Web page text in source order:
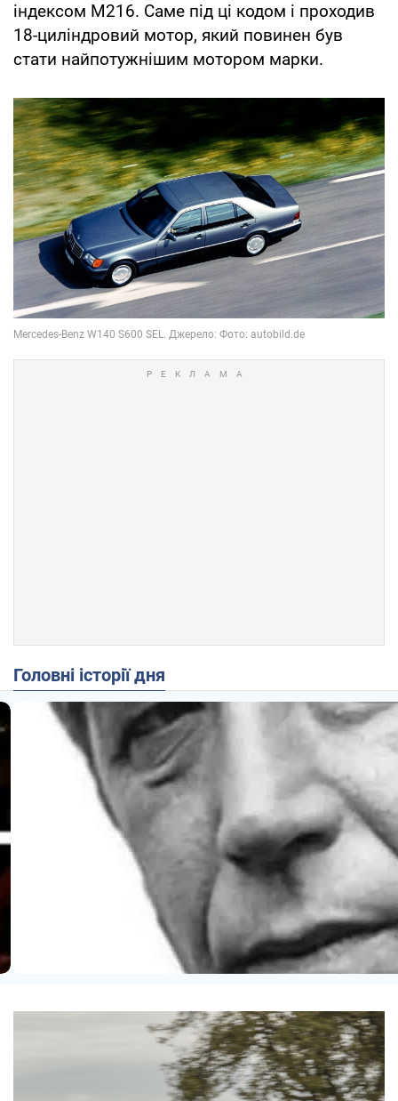
індексом M216. Саме під ці кодом і проходив
18-циліндровий мотор, який повинен був
стати найпотужнішим мотором марки.
Головні історії дня